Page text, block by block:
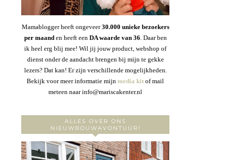
Mamablogger heeft ongeveer30.000 unieke bezoekers
per maanden heeft een DA waarde van 36. Daar ben
ik heel erg blij mee! Wil jij jouw product, webshop of
dienst onder de aandacht brengen bij mijn te gekke
lezers? Dat kan! Er zijn verschillende mogelijkheden.
Bekijk voor meer informatie mijn media kit of mail
meteen naar info@mariscakenter.nl
ALLES OVER ONS
NIEUWBOUWAVONTUUR!